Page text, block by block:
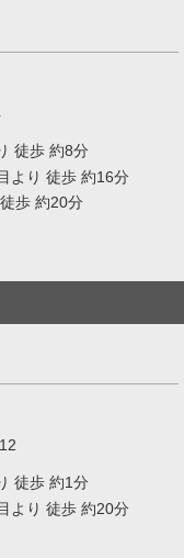
徒歩 約8分
より 徒歩 約16分
歩 約20分
徒歩 約1分
より 徒歩 約20分